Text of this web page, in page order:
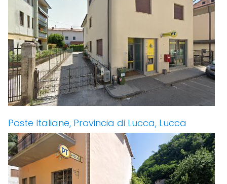
Poste Italiane, Provincia di Lucca, Lucca